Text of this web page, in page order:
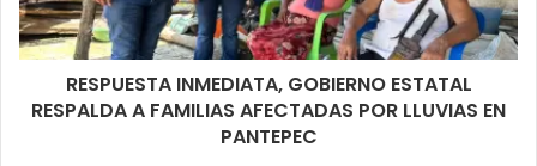
RESPUESTA INMEDIATA, GOBIERNO ESTATAL
RESPALDA A FAMILIAS AFECTADAS POR LLUVIAS EN
PANTEPEC